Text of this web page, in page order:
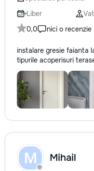
не включается? Не
покупать новую!
бюджет.
Liber
0,0
nici o recenzie
instalare gresie faianta
tipurile acoperisuri
M Mihail